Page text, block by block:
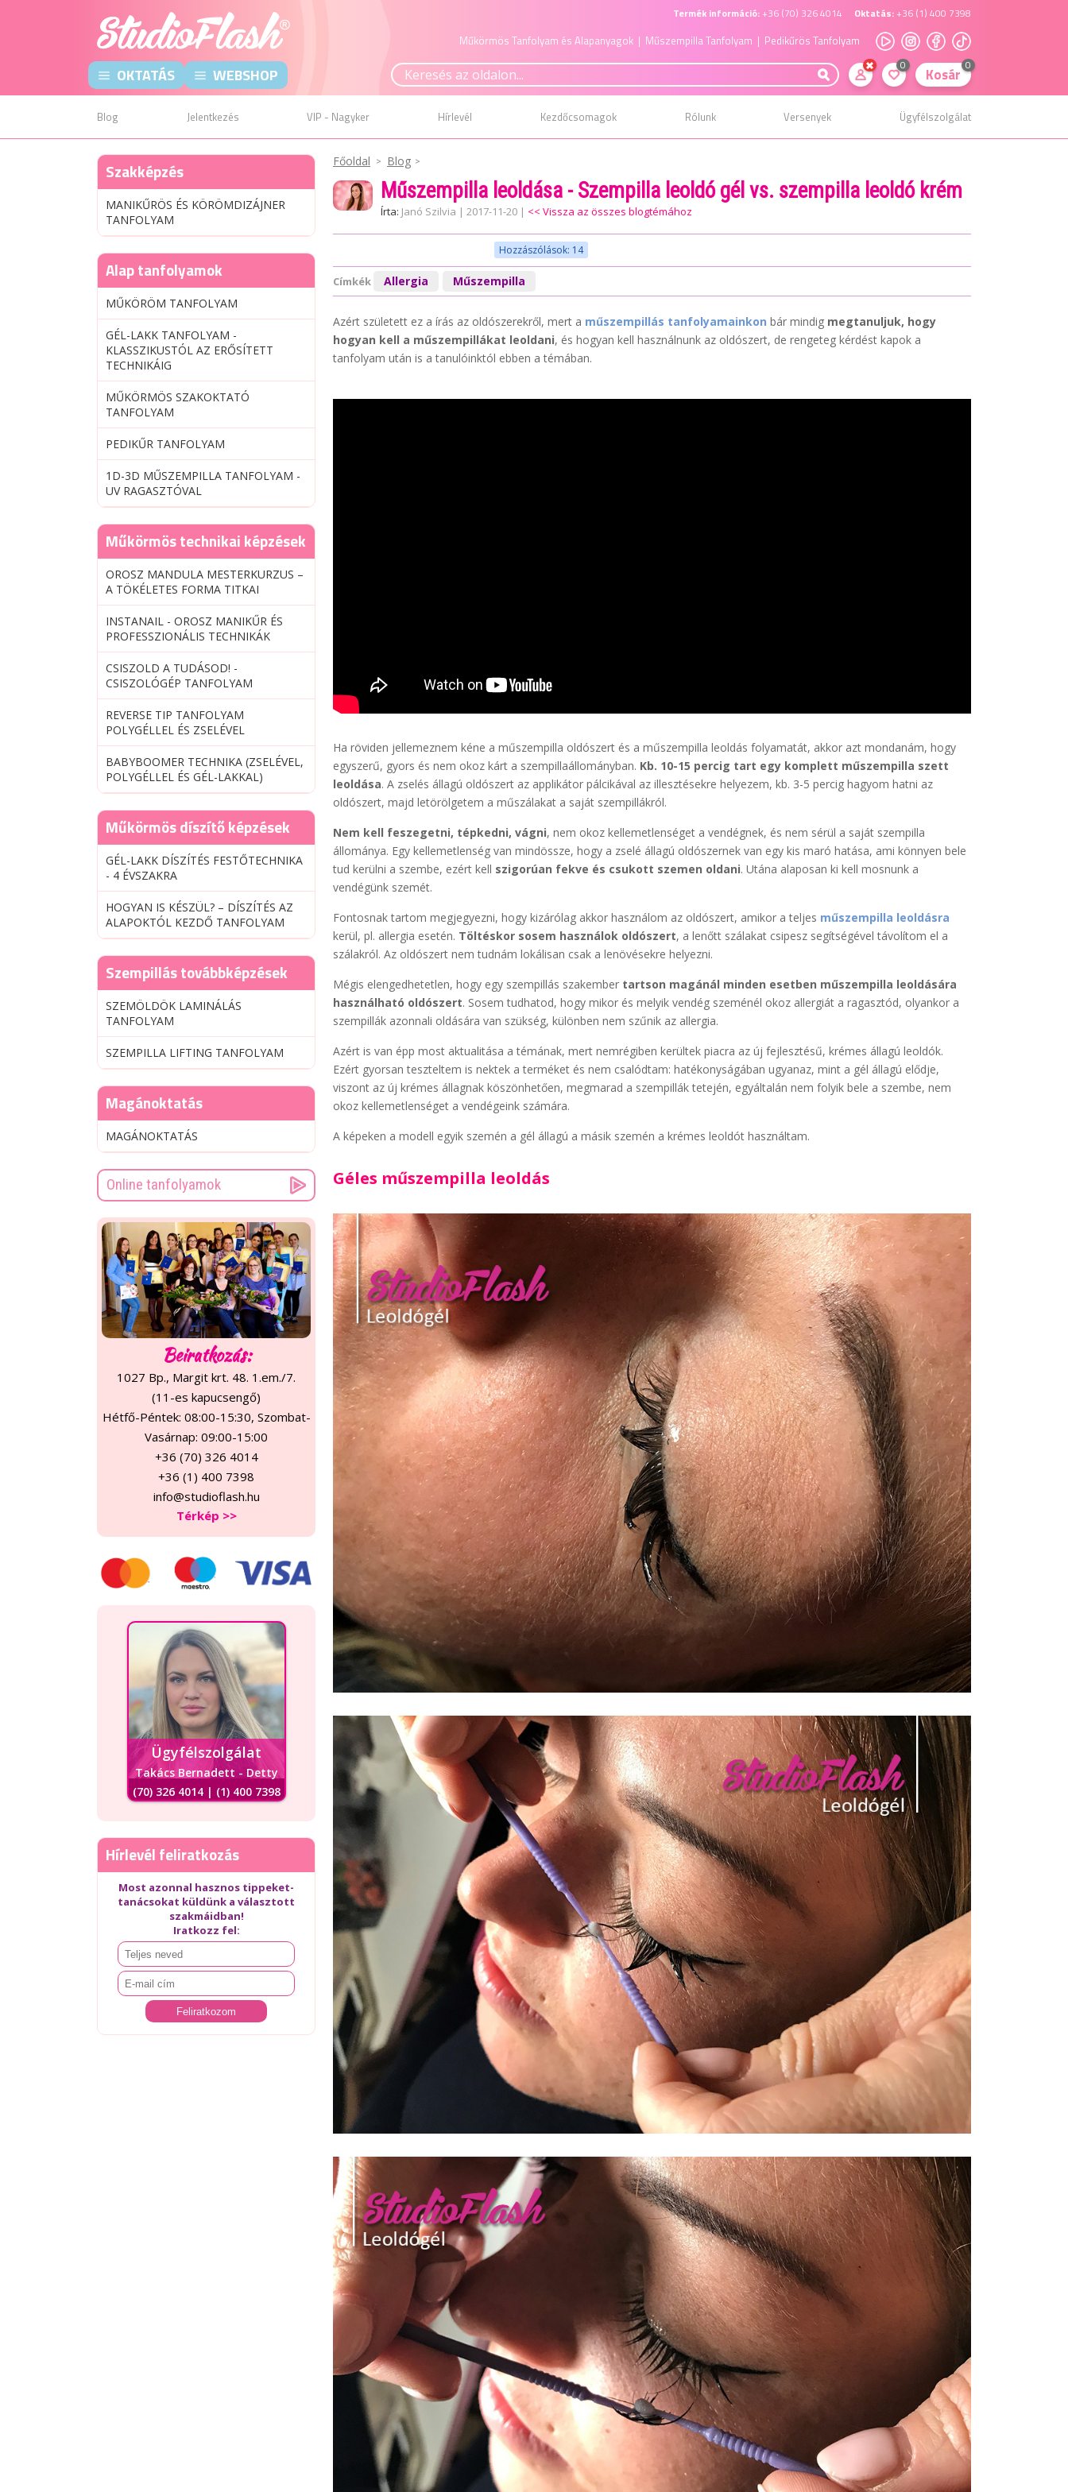
Termék információ: +36 (70) 326 4014 Oktatás: +36 (1) 400 7398
Műkörmös Tanfolyam és Alapanyagok | Műszempilla Tanfolyam | Pedikűrös Tanfolyam
OKTATÁS WEBSHOP 0 Kosár 0
Blog Jelentkezés VIP - Nagyker Hírlevél Kezdőcsomagok Rólunk Versenyek Ügyfélszolgálat
Főoldal Blog
Műszempilla leoldása - Szempilla leoldó gél vs. szempilla leoldó krém
Írta: Janó Szilvia | 2017-11-20 | << Vissza az összes blogtémához
Hozzászólások: 14
Címkék Allergia Műszempilla
Azért született ez a írás az oldószerekről, mert a műszempillás tanfolyamainkon bár mindig megtanuljuk, hogy
hogyan kell a műszempillákat leoldani, és hogyan kell használnunk az oldószert, de rengeteg kérdést kapok a
tanfolyam után is a tanulóinktól ebben a témában.
Ha röviden jellemeznem kéne a műszempilla oldószert és a műszempilla leoldás folyamatát, akkor azt mondanám, hogy
egyszerű, gyors és nem okoz kárt a szempillaállományban. Kb. 10-15 percig tart egy komplett műszempilla szett
leoldása. A zselés állagú oldószert az applikátor pálcikával az illesztésekre helyezem, kb. 3-5 percig hagyom hatni az
oldószert, majd letörölgetem a műszálakat a saját szempillákról.
Nem kell feszegetni, tépkedni, vágni, nem okoz kellemetlenséget a vendégnek, és nem sérül a saját szempilla
állománya. Egy kellemetlenség van mindössze, hogy a zselé állagú oldószernek van egy kis maró hatása, ami könnyen bele
tud kerülni a szembe, ezért kell szigorúan fekve és csukott szemen oldani. Utána alaposan ki kell mosnunk a
vendégünk szemét.
Fontosnak tartom megjegyezni, hogy kizárólag akkor használom az oldószert, amikor a teljes műszempilla leoldásra
kerül, pl. allergia esetén. Töltéskor sosem használok oldószert, a lenőtt szálakat csipesz segítségével távolítom el a
szálakról. Az oldószert nem tudnám lokálisan csak a lenövésekre helyezni.
Mégis elengedhetetlen, hogy egy szempillás szakember tartson magánál minden esetben műszempilla leoldására
használható oldószert. Sosem tudhatod, hogy mikor és melyik vendég szeménél okoz allergiát a ragasztód, olyankor a
szempillák azonnali oldására van szükség, különben nem szűnik az allergia.
Azért is van épp most aktualitása a témának, mert nemrégiben kerültek piacra az új fejlesztésű, krémes állagú leoldók.
Ezért gyorsan teszteltem is nektek a terméket és nem csalódtam: hatékonyságában ugyanaz, mint a gél állagú elődje,
viszont az új krémes állagnak köszönhetően, megmarad a szempillák tetején, egyáltalán nem folyik bele a szembe, nem
okoz kellemetlenséget a vendégeink számára.
A képeken a modell egyik szemén a gél állagú a másik szemén a krémes leoldót használtam.
Géles műszempilla leoldás
Szakképzés
MANIKŰRÖS ÉS KÖRÖMDIZÁJNER
TANFOLYAM
Alap tanfolyamok
MŰKÖRÖM TANFOLYAM
GÉL-LAKK TANFOLYAM -
KLASSZIKUSTÓL AZ ERŐSÍTETT
TECHNIKÁIG
MŰKÖRMÖS SZAKOKTATÓ
TANFOLYAM
PEDIKŰR TANFOLYAM
1D-3D MŰSZEMPILLA TANFOLYAM -
UV RAGASZTÓVAL
Műkörmös technikai képzések
OROSZ MANDULA MESTERKURZUS –
A TÖKÉLETES FORMA TITKAI
INSTANAIL - OROSZ MANIKŰR ÉS
PROFESSZIONÁLIS TECHNIKÁK
CSISZOLD A TUDÁSOD! -
CSISZOLÓGÉP TANFOLYAM
REVERSE TIP TANFOLYAM
POLYGÉLLEL ÉS ZSELÉVEL
BABYBOOMER TECHNIKA (ZSELÉVEL,
POLYGÉLLEL ÉS GÉL-LAKKAL)
Műkörmös díszítő képzések
GÉL-LAKK DÍSZÍTÉS FESTŐTECHNIKA
- 4 ÉVSZAKRA
HOGYAN IS KÉSZÜL? – DÍSZÍTÉS AZ
ALAPOKTÓL KEZDŐ TANFOLYAM
Szempillás továbbképzések
SZEMÖLDÖK LAMINÁLÁS
TANFOLYAM
SZEMPILLA LIFTING TANFOLYAM
Magánoktatás
MAGÁNOKTATÁS
Online tanfolyamok
Beiratkozás:
1027 Bp., Margit krt. 48. 1.em./7.
(11-es kapucsengő)
Hétfő-Péntek: 08:00-15:30, Szombat-
Vasárnap: 09:00-15:00
+36 (70) 326 4014
+36 (1) 400 7398
info@studioflash.hu
Térkép >>
Ügyfélszolgálat
Takács Bernadett - Detty
(70) 326 4014 | (1) 400 7398
Hírlevél feliratkozás
Most azonnal hasznos tippeket-
tanácsokat küldünk a választott
szakmáidban!
Iratkozz fel: